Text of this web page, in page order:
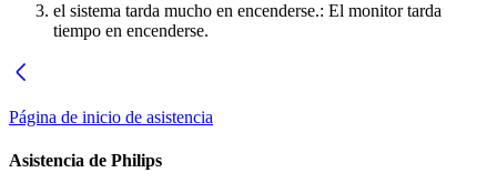
el sistema tarda mucho en encenderse.: El monitor tarda
tiempo en encenderse.
Página de inicio de asistencia
Asistencia de Philips